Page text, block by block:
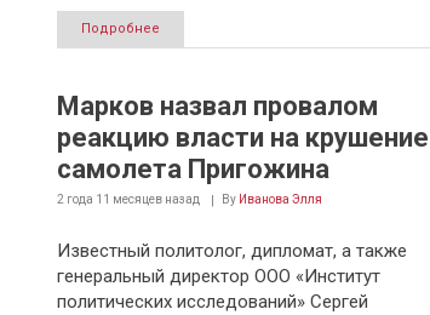
Подробнее
Марков назвал провалом
реакцию власти на крушение
самолета Пригожина
2 года 11 месяцевназад By Иванова Элля
Известный политолог, дипломат, а также
генеральный директор ООО «Институт
политических исследований» Сергей